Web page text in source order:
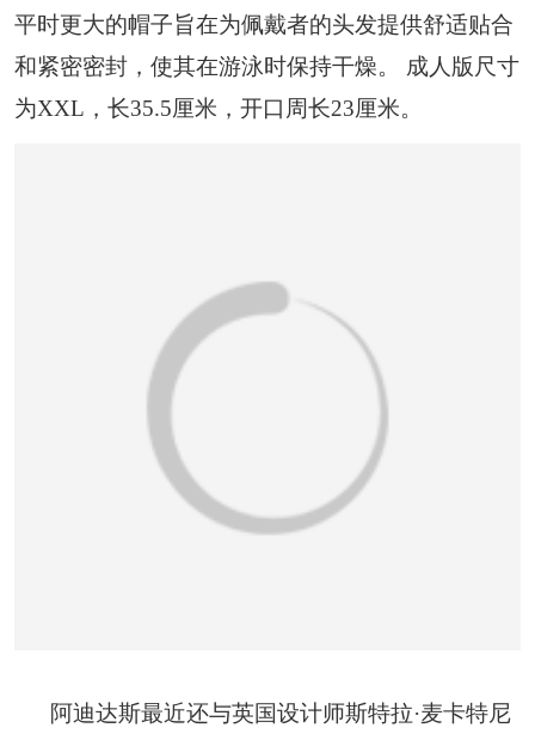
平时更大的帽子旨在为佩戴者的头发提供舒适贴合
和紧密密封，使其在游泳时保持干燥。 成人版尺寸
为XXL，长35.5厘米，开口周长23厘米。
阿迪达斯最近还与英国设计师斯特拉·麦卡特尼